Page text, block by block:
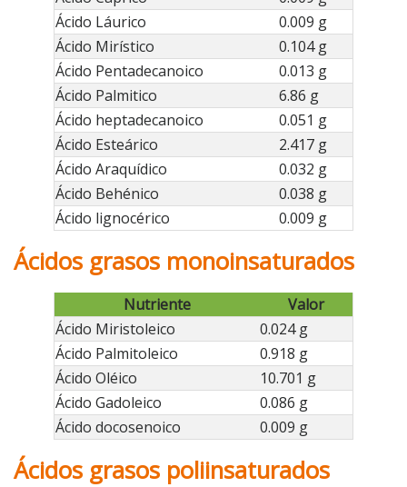
Ácido Láurico
0.009 g
Ácido Mirístico
0.104 g
Ácido Pentadecanoico
0.013 g
Ácido Palmitico
6.86 g
Ácido heptadecanoico
0.051 g
Ácido Esteárico
2.417 g
Ácido Araquídico
0.032 g
Ácido Behénico
0.038 g
Ácido lignocérico
0.009 g
Ácidos grasos monoinsaturados
Nutriente
Valor
Ácido Miristoleico
0.024 g
Ácido Palmitoleico
0.918 g
Ácido Oléico
10.701 g
Ácido Gadoleico
0.086 g
Ácido docosenoico
0.009 g
Ácidos grasos poliinsaturados